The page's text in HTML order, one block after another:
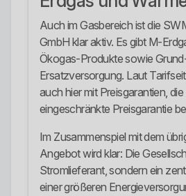
Auch im Gasbereich ist die
GmbH klar aktiv. Es gibt M-
Ökogas-Produkte sowie
Ersatzversorgung. Laut
auch hier mit Preisgarantien,
eingeschränkte Preisgarantie
Im Zusammenspiel mit dem
Angebot wird klar: Die
Stromlieferant, sondern ein
einer größeren